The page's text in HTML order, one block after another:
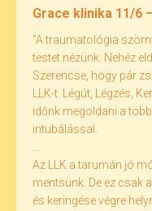
Grace klinika 11/6
"A traumatológia
testet nézünk. Nehéz
Szerencse, hogy pár
LLK-t. Légút, Légzés,
időnk megoldani a
intubálással.
Az LLK a tarumán jó
mentsünk. De ez csak
és keringése végre